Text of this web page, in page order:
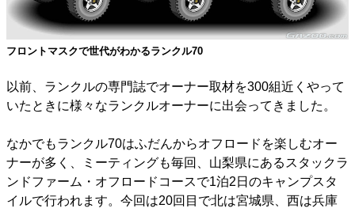
フロントマスクで世代がわかるランクル70
以前、ランクルの専門誌でオーナー取材を300組近くやって
いたときに様々なランクルオーナーに出会ってきました。
なかでもランクル70はふだんからオフロードを楽しむオー
ナーが多く、ミーティングも毎回、山梨県にあるスタックラ
ンドファーム・オフロードコースで1泊2日のキャンプスタ
イルで行われます。今回は20回目で北は宮城県、西は兵庫